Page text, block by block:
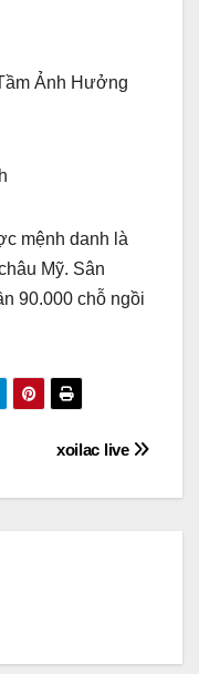
Ảnh Hưởng
mệnh danh là
Mỹ. Sân
90.000 chỗ ngồi
xoilac live